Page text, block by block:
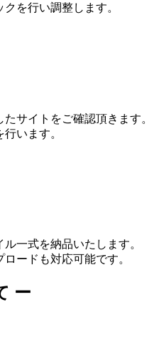
を行い調整します。
サイトをご確認頂きます。
います。
一式を納品いたします。
ードも対応可能です。
ー